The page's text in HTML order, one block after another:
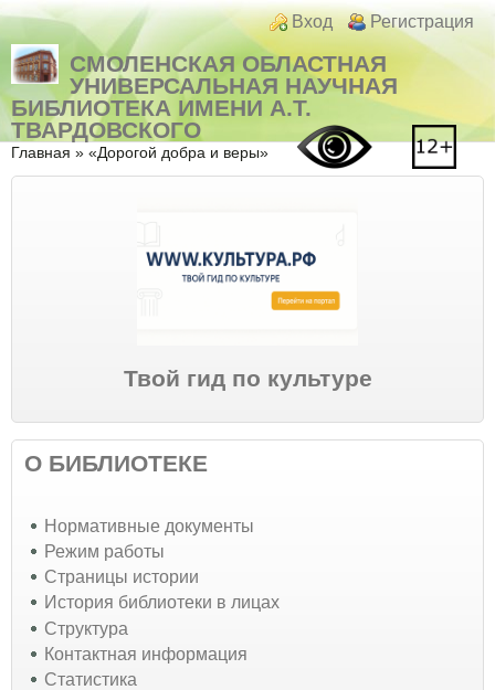
Перейти к основному содержанию
Skip to search
Login links
Вход Регистрация
СМОЛЕНСКАЯ ОБЛАСТНАЯ
УНИВЕРСАЛЬНАЯ НАУЧНАЯ
БИБЛИОТЕКА ИМЕНИ А.Т.
ТВАРДОВСКОГО
Вы здесь
Главная » «Дорогой добра и веры»
Твой гид по культуре
О БИБЛИОТЕКЕ
Нормативные документы
Режим работы
Страницы истории
История библиотеки в лицах
Структура
Контактная информация
Статистика